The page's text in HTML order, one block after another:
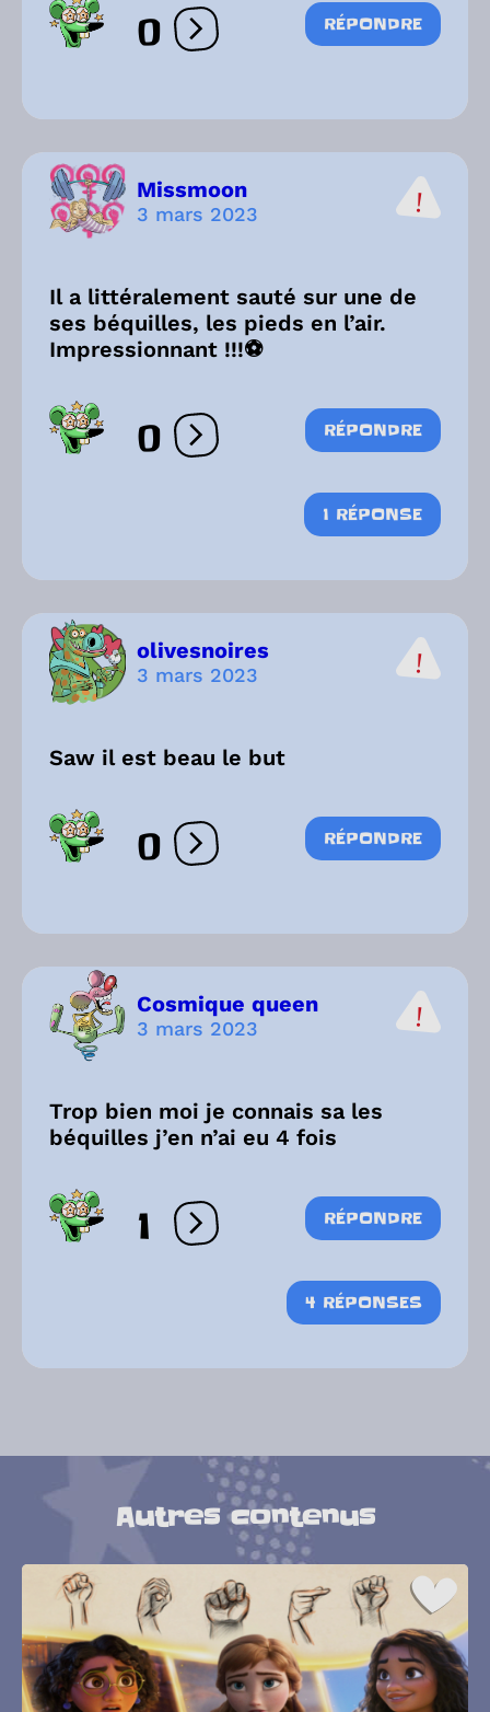
0 Ouvrir les réactions
RÉPONDRE
Missmoon
3 mars 2023
Il a littéralement sauté sur une de
ses béquilles, les pieds en l’air.
Impressionnant !!!⚽️
0 Ouvrir les réactions
RÉPONDRE
1 RÉPONSE
olivesnoires
3 mars 2023
Saw il est beau le but
0 Ouvrir les réactions
RÉPONDRE
Cosmique queen
3 mars 2023
Trop bien moi je connais sa les
béquilles j’en n’ai eu 4 fois
1 Ouvrir les réactions
RÉPONDRE
4 RÉPONSES
Autres contenus